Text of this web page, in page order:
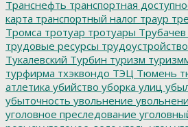
Транснефть транспортная
карта транспортный налог траур
Тромса тротуар тротуары Трубачев
трудовые ресурсы трудоустройство
Тукалевский Турбин туризм
турфирма тхэквондо ТЭЦ Тюмень
атлетика убийство уборка улиц
убыточность увольнение
уголовное преследование